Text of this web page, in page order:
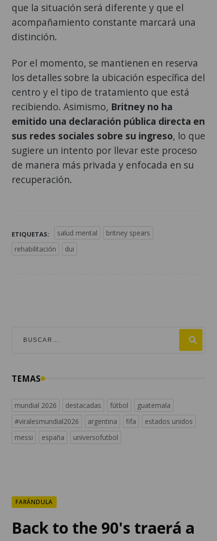
que la situación será diferente y que el
acompañamiento constante marcará una
distinción.
Por el momento, se mantienen en reserva
los detalles sobre la ubicación específica del
centro y el tipo de tratamiento que está
recibiendo. Asimismo, Britney no ha
emitido una declaración pública directa en
sus redes sociales sobre su ingreso, lo que
sugiere un intento por llevar este proceso
de manera más privada y enfocada en su
recuperación.
ETIQUETAS: salud mental
britney spears
rehabilitación
dui
TEMAS
mundial 2026 destacadas fútbol
guatemala
#viralesmundial2026
argentina fifa
estados unidos
messi
españa universofutbol
FARÁNDULA
Back to the 90's traerá a